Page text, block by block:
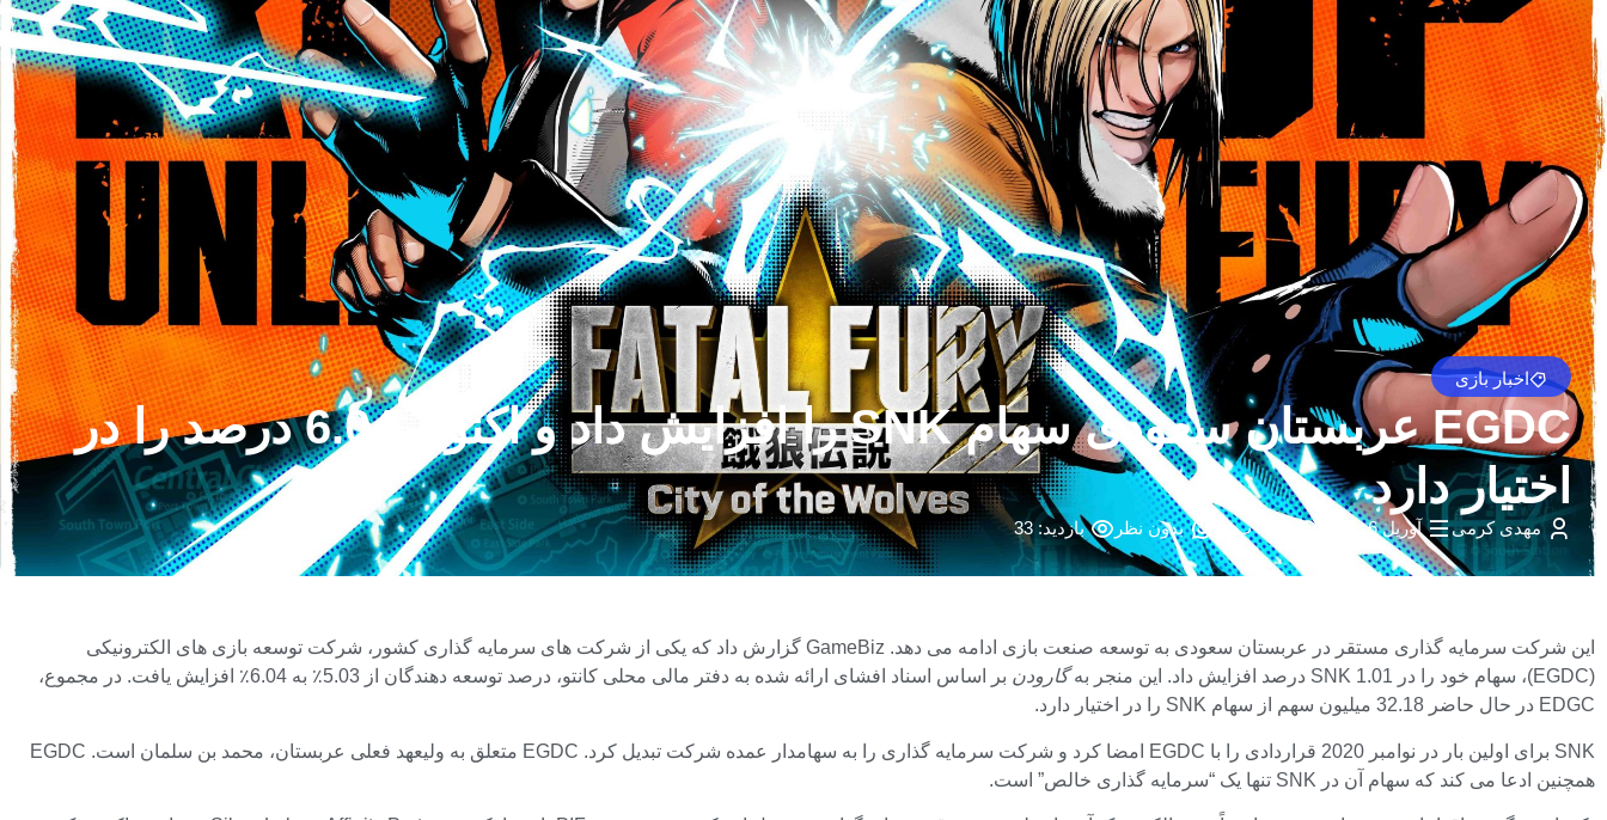
اخبار بازی
EGDC عربستان سعودی سهام SNK را افزایش داد و اکنون 6.04 درصد را در
اختیار دارد
مهدی کرمی آوریل 6, 2026 4:18 ب.ظ بدون نظر بازدید: 33
این شرکت سرمایه گذاری مستقر در عربستان سعودی به توسعه صنعت بازی ادامه می دهد. GameBiz گزارش داد که یکی از شرکت های سرمایه گذاری کشور، شرکت توسعه بازی های الکترونیکی
(EGDC)، سهام خود را در SNK 1.01 درصد افزایش داد. این منجر به
گارودن
بر اساس اسناد افشای ارائه شده به دفتر مالی محلی کانتو، درصد توسعه دهندگان از 5.03٪ به 6.04٪ افزایش یافت. در مجموع،
EDGC در حال حاضر 32.18 میلیون سهم از سهام SNK را در اختیار دارد.
SNK برای اولین بار در نوامبر 2020 قراردادی را با EGDC امضا کرد و شرکت سرمایه گذاری را به سهامدار عمده شرکت تبدیل کرد. EGDC متعلق به ولیعهد فعلی عربستان، محمد بن سلمان است. EGDC
همچنین ادعا می کند که سهام آن در SNK تنها یک “سرمایه گذاری خالص” است.